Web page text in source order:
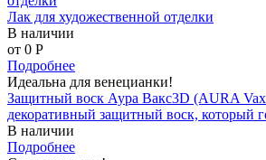
Лак для художественной отделки
В наличии
от 0 P
Подробнее
Идеальна для венецианки!
Защитный воск Аура Вакс3D (AURA
декоративный защитный воск, который
В наличии
Подробнее